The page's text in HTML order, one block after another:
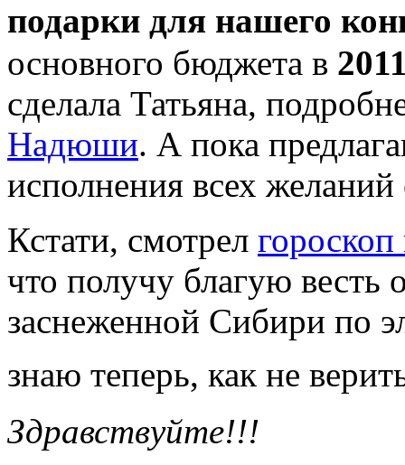
подарки для нашего
основного бюджета в
сделала Татьяна,
Надюши. А пока
исполнения всех
Кстати, смотрел гороскоп
что получу благую весть
заснеженной Сибири по
знаю теперь, как не
Здравствуйте!!!